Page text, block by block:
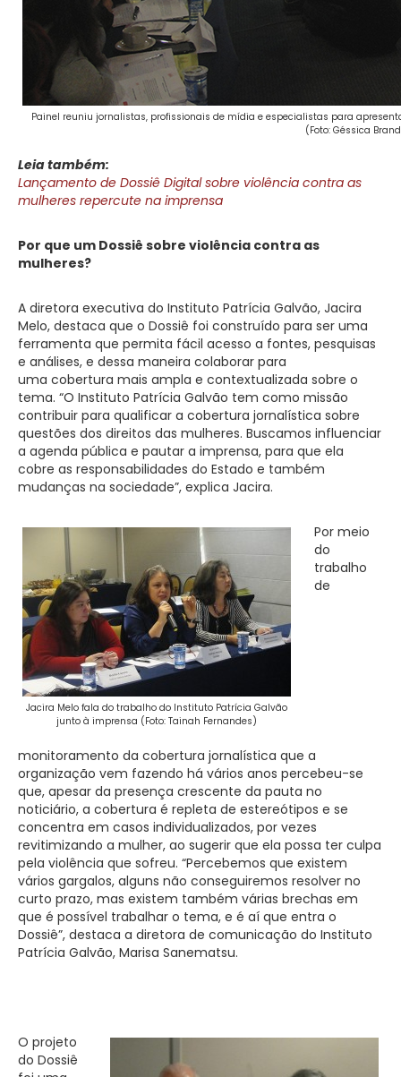
Painel reuniu jornalistas, profissionais de mídia e especialistas para
(Foto: Géssica
Leia também:
Lançamento de Dossiê Digital sobre violência contra as
mulheres repercute na imprensa
Por que um Dossiê sobre violência contra as
mulheres?
A diretora executiva do Instituto Patrícia Galvão, Jacira
Melo, destaca que o Dossiê foi construído para ser uma
ferramenta que permita fácil acesso a fontes, pesquisas
e análises, e dessa maneira colaborar para
uma cobertura mais ampla e contextualizada sobre o
tema. “O Instituto Patrícia Galvão tem como missão
contribuir para qualificar a cobertura jornalística sobre
questões dos direitos das mulheres. Buscamos influenciar
a agenda pública e pautar a imprensa, para que ela
cobre as responsabilidades do Estado e também
mudanças na sociedade”, explica Jacira.
Jacira Melo fala do trabalho do Instituto Patrícia Galvão
junto à imprensa (Foto: Tainah Fernandes)
Por meio
do
trabalho
de
monitoramento da cobertura jornalística que a
organização vem fazendo há vários anos percebeu-se
que, apesar da presença crescente da pauta no
noticiário, a cobertura é repleta de estereótipos e se
concentra em casos individualizados, por vezes
revitimizando a mulher, ao sugerir que ela possa ter culpa
pela violência que sofreu. “Percebemos que existem
vários gargalos, alguns não conseguiremos resolver no
curto prazo, mas existem também várias brechas em
que é possível trabalhar o tema, e é aí que entra o
Dossiê”, destaca a diretora de comunicação do Instituto
Patrícia Galvão, Marisa Sanematsu.
O projeto
do Dossiê